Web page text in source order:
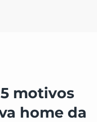
motivos
home da